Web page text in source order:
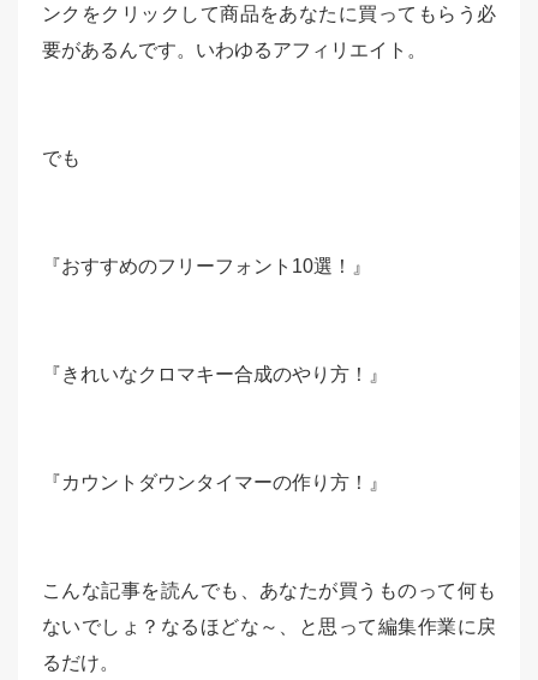
ンクをクリックして商品をあなたに買ってもらう必
要があるんです。いわゆるアフィリエイト。
でも
『おすすめのフリーフォント10選！』
『きれいなクロマキー合成のやり方！』
『カウントダウンタイマーの作り方！』
こんな記事を読んでも、あなたが買うものって何も
ないでしょ？なるほどな～、と思って編集作業に戻
るだけ。